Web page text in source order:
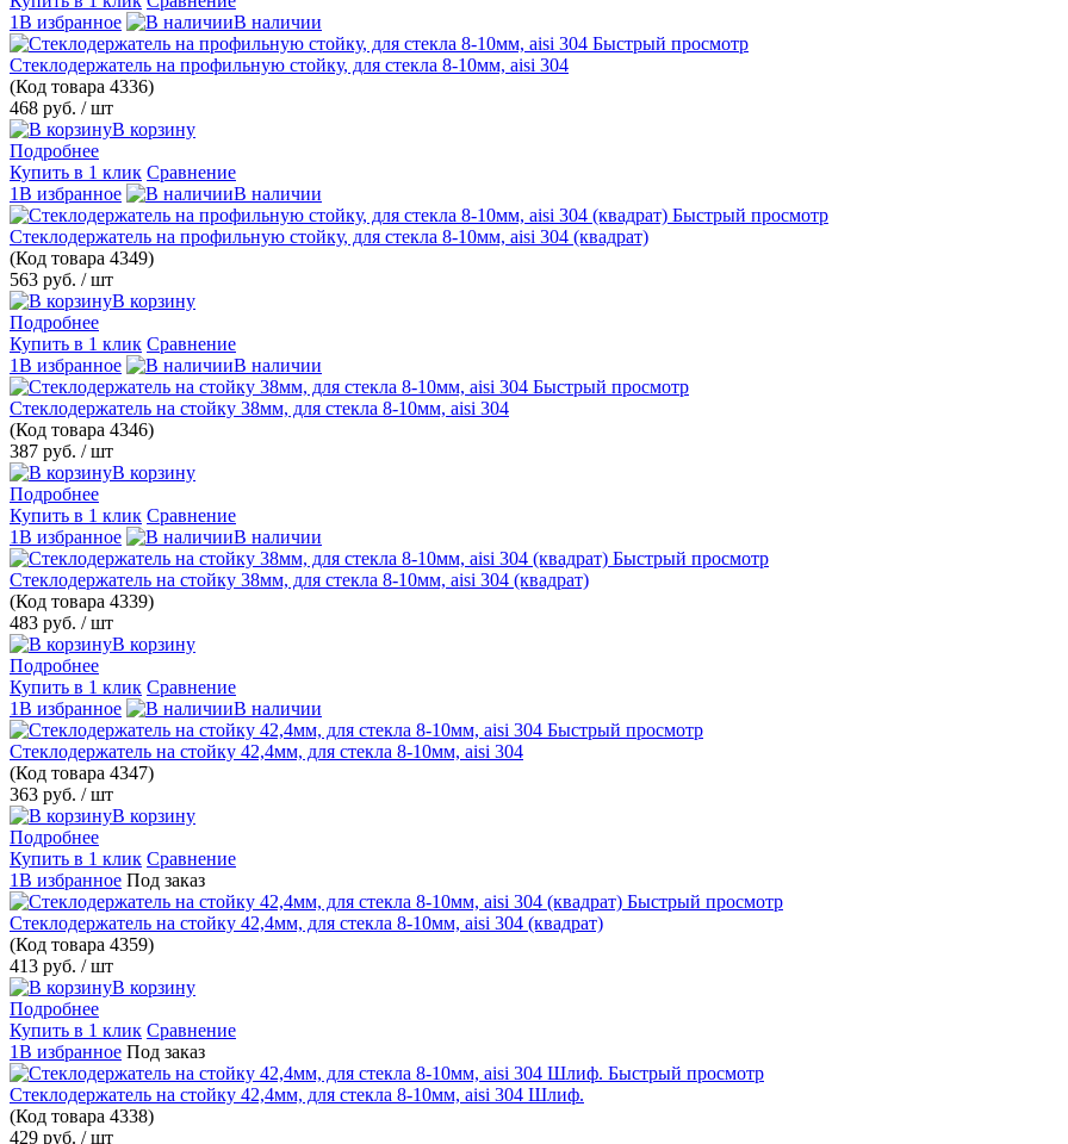
1В избранное
В наличии
Быстрый просмотр
Стеклодержатель на профильную стойку, для стекла 8-10мм, aisi 304
(Код товара 4336)
468 руб. / шт
В корзину
Подробнее
Купить в 1 клик Сравнение
1В избранное
В наличии
Быстрый просмотр
Стеклодержатель на профильную стойку, для стекла 8-10мм, aisi 304 (квадрат)
(Код товара 4349)
563 руб. / шт
В корзину
Подробнее
Купить в 1 клик Сравнение
1В избранное
В наличии
Быстрый просмотр
Стеклодержатель на стойку 38мм, для стекла 8-10мм, aisi 304
(Код товара 4346)
387 руб. / шт
В корзину
Подробнее
Купить в 1 клик Сравнение
1В избранное
В наличии
Быстрый просмотр
Стеклодержатель на стойку 38мм, для стекла 8-10мм, aisi 304 (квадрат)
(Код товара 4339)
483 руб. / шт
В корзину
Подробнее
Купить в 1 клик Сравнение
1В избранное
В наличии
Быстрый просмотр
Стеклодержатель на стойку 42,4мм, для стекла 8-10мм, aisi 304
(Код товара 4347)
363 руб. / шт
В корзину
Подробнее
Купить в 1 клик Сравнение
1В избранное Под заказ
Быстрый просмотр
Стеклодержатель на стойку 42,4мм, для стекла 8-10мм, aisi 304 (квадрат)
(Код товара 4359)
413 руб. / шт
В корзину
Подробнее
Купить в 1 клик Сравнение
1В избранное Под заказ
Быстрый просмотр
Стеклодержатель на стойку 42,4мм, для стекла 8-10мм, aisi 304 Шлиф.
(Код товара 4338)
429 руб. / шт